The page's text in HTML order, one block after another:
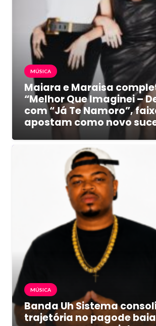
MÚSICA
Maiara e Maraisa
“Melhor Que Imaginei –
com “Já Te Namoro”,
apostam como novo
MÚSICA
Banda Uh Sistema
trajetória no pagode